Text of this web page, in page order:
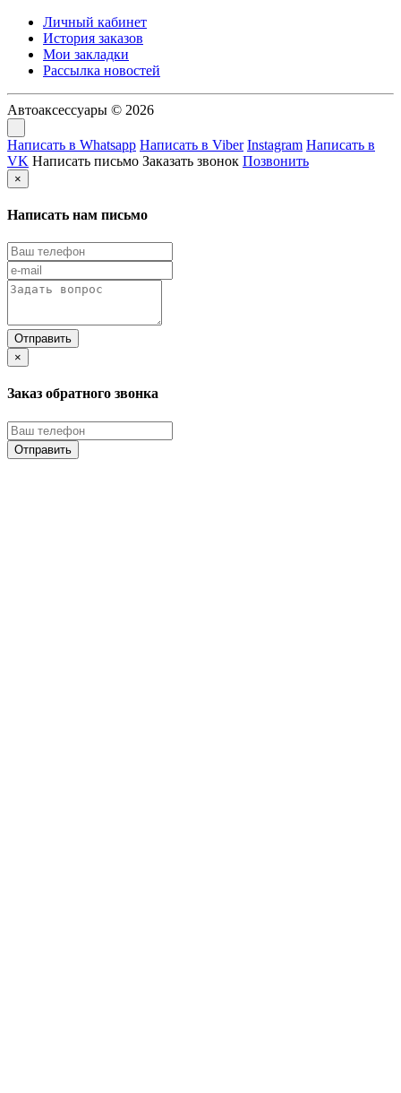
Личный кабинет
История заказов
Мои закладки
Рассылка новостей
Автоаксессуары © 2026
Написать в Whatsapp Написать в Viber Instagram Написать в
VK Написать письмо Заказать звонок Позвонить
×
Написать нам письмо
×
Заказ обратного звонка